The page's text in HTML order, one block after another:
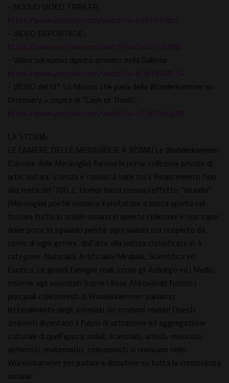
- NUOVO VIDEO TRAILER:
https://www.youtube.com/watch?v=LrrAFrrRdbo
- VIDEO REPORTAGE :
https://www.youtube.com/watch?v=0y4GCaXzlNI
- Video sul nuovo dipinto arrivato nella Galleria:
https://www.youtube.com/watch?v=bLVcfd0M514
- VIDEO del M° Lo Muscio che parla della Wunderkammer su
Discovery + ospite di "Cash or Trash":
https://www.youtube.com/watch?v=cZ3xDva5glM
LA STORIA:
LE CAMERE DELLE MERAVIGLIE A ROMA! Le Wunderkammer
(Camere delle Meraviglie) furono le prime collezioni private di
arte, natura, scienza e curiosità nate tra il Rinascimento fino
alla metà del '700. L' Horror Vacui creava l'effetto "Wunder"
(Meraviglia) poichè lasciava il visitatore a bocca aperta nel
trovare tutto lo scibile umano in queste collezioni e non saper
dove porre lo sguardo perché ogni spazio era ricoperto da
opere di ogni genere, dall'arte alla natura classificate in 4
categorie: Naturalia, Artificialia/Mirabilia, Scientifica ed
Exotica. Le grandi famiglie reali, come gli Asburgo ed i Medici,
insieme agli scienziati (come Ulisse Aldrovandi) furono i
principali collezionisti di Wunderkammer: parliamo
letteralmente degli antenati dei moderni musei! Questi
ambienti diventano il fulcro di attrazione ed aggregazione
culturale di quell'epoca: nobili, scienziati, artisti, musicisti,
alchimisti, matematici, collezionisti si riunivano nelle
Wunderkammer per parlare e discutere su tutta la conoscenza
umana!